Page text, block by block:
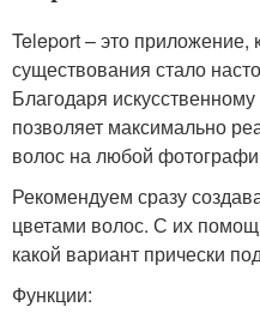
Teleport – это приложение,
существования стало
Благодаря
позволяет максимально
волос на любой
Рекомендуем сразу
цветами волос. С их
какой вариант прически
Функции: